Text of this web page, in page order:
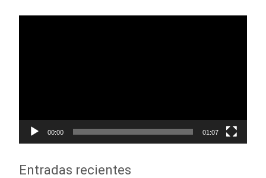
00:00 01:07
Entradas recientes